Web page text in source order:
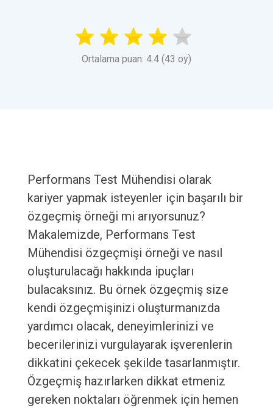
Ortalama puan: 4.4 (43 oy)
Performans Test Mühendisi olarak
kariyer yapmak isteyenler için başarılı bir
özgeçmiş örneği mi arıyorsunuz?
Makalemizde, Performans Test
Mühendisi özgeçmişi örneği ve nasıl
oluşturulacağı hakkında ipuçları
bulacaksınız. Bu örnek özgeçmiş size
kendi özgeçmişinizi oluşturmanızda
yardımcı olacak, deneyimlerinizi ve
becerilerinizi vurgulayarak işverenlerin
dikkatini çekecek şekilde tasarlanmıştır.
Özgeçmiş hazırlarken dikkat etmeniz
gereken noktaları öğrenmek için hemen